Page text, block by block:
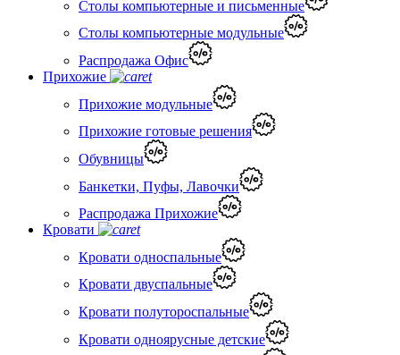
Столы компьютерные и письменные
Столы компьютерные модульные
Распродажа Офис
Прихожие
Прихожие модульные
Прихожие готовые решения
Обувницы
Банкетки, Пуфы, Лавочки
Распродажа Прихожие
Кровати
Кровати односпальные
Кровати двуспальные
Кровати полутороспальные
Кровати одноярусные детские